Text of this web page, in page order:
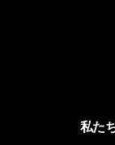
私た